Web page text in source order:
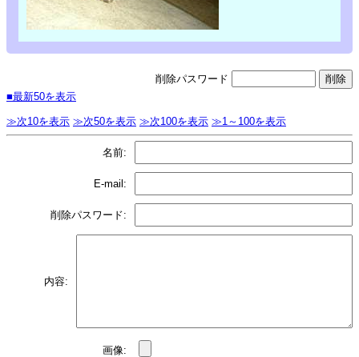
削除パスワード
■最新50を表示
≫次10を表示 ≫次50を表示 ≫次100を表示 ≫1～100を表示
名前:
E-mail:
削除パスワード:
内容:
画像: